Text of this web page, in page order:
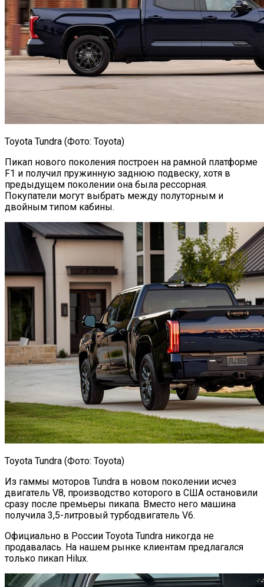
Toyota Tundra (Фото: Toyota)
Пикап нового поколения построен на рамной платформе
F1 и получил пружинную заднюю подвеску, хотя в
предыдущем поколении она была рессорная.
Покупатели могут выбрать между полуторным и
двойным типом кабины.
Toyota Tundra (Фото: Toyota)
Из гаммы моторов Tundra в новом поколении исчез
двигатель V8, производство которого в США остановили
сразу после премьеры пикапа. Вместо него машина
получила 3,5-литровый турбодвигатель V6.
Официально в России Toyota Tundra никогда не
продавалась. На нашем рынке клиентам предлагался
только пикап Hilux.